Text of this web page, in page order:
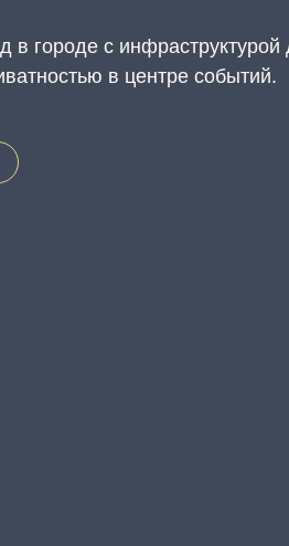
в городе с инфраструктурой
в центре событий.